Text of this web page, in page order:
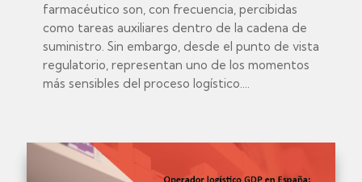
farmacéutico son, con frecuencia, percibidas
como tareas auxiliares dentro de la cadena de
suministro. Sin embargo, desde el punto de vista
regulatorio, representan uno de los momentos
más sensibles del proceso logístico....